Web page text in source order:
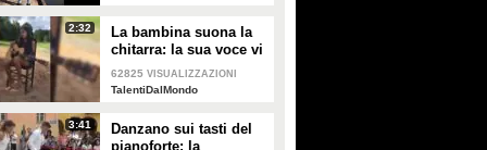
2:32
La bambina suona la
chitarra: la sua voce vi
incanterà
62825 VISUALIZZAZIONI
TalentiDalMondo
3:41
Danzano sui tasti del
pianoforte: la